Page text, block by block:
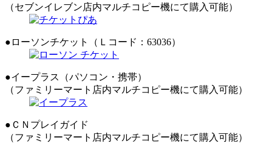
（セブンイレブン店内マルチコピー機にて購入可能）
●ローソンチケット（Ｌコード：63036）
●イープラス（パソコン・携帯）
（ファミリーマート店内マルチコピー機にて購入可能）
●ＣＮプレイガイド
（ファミリーマート店内マルチコピー機にて購入可能）